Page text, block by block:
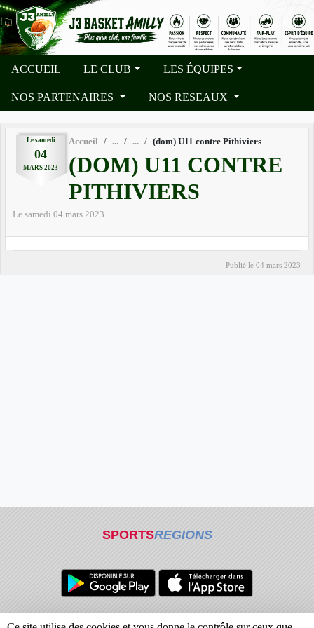
ACCUEIL LE CLUB LES ÉQUIPES
NOS PARTENAIRES NOS RESEAUX
Le samedi
04
MARS 2023
Accueil (dom) U11 contre Pithiviers
(DOM) U11 CONTRE
PITHIVIERS
Le samedi 04 mars 2023
Publié le 04 mars 2023
SPORTSREGIONS
Charte cookies
Gestion des cookies
Panneau de gestion des cookies